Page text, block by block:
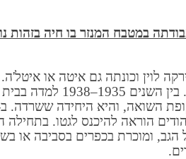
עבודתה במטבח המנזר בו חיה בזהות
לוין וכונתה גם איטה או איטל'ה.
בתעודת לידה שהשיגה מכומר פולני נקראה בולסלבה קובלצ'יק. בין
הגרמנים לעירה. בשנת 1940 קיבלו היהודים הוראה להיכנס לגטו.
ומוכרת בכפרים בסביבה או